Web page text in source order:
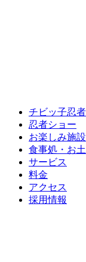
チビッ子忍
忍者ショー
お楽しみ施設
食事処・お
サービス
料金
アクセス
採用情報